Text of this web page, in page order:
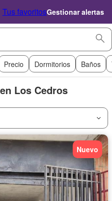
Tus favoritosGestionar alertas
Precio Dormitorios Baños
Los Cedros
Nuevo